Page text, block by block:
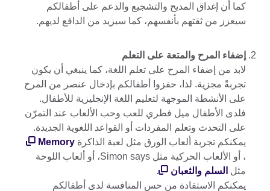
كما أن إغداق المديح والتشجيع والدعم على أطفالكم
سيعزز من ثقتهم بأنفسهم، كما سيزيد من الدافع لديهم.
إضفاء المرح والمتعة على التعلم
لابد من إضفاء المرح على تعلم اللغة، كما ينبغي أن يكون
تجربةً مجزية. لذا، حفزوا أطفالكم بإدخال عنصر من المرح
على الأنشطة الموجهة لتعليم اللغة الإنجليزية للأطفال.
فلدى الأطفال ميل فطري للعب وحب الألعاب عند التمرّن
على التحدث وتعلم المفردات أو القواعد اللغوية الجديدة.
يمكنكم تجربة ألعاب الورق مثل لعبة الذاكرة Memory
، أو الألعاب الحركية مثل Simon says، أو ألعاب اللوحة
مثل السلم والثعبان
.
يمكنكم الاستفادة من حس المنافسة لدى أطفالكم